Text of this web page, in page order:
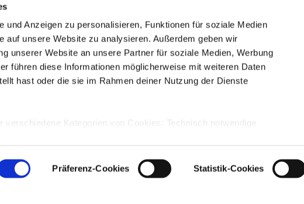
und Anzeigen zu personalisieren, Funktionen für soziale Medien
auf unsere Website zu analysieren. Außerdem geben wir
unserer Website an unsere Partner für soziale Medien, Werbung
führen diese Informationen möglicherweise mit weiteren Daten
hast oder die sie im Rahmen deiner Nutzung der Dienste
verschiedene Kategorien von Cookies: Technisch notwendige
Präferenz-Cookies Statistik-Cookies
Innovation Hub GmbH
19-21
Imprint
Terms & Conditions